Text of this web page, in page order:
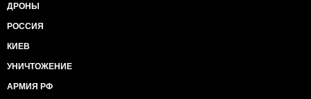
ДРОНЫ
РОССИЯ
КИЕВ
УНИЧТОЖЕНИЕ
АРМИЯ РФ